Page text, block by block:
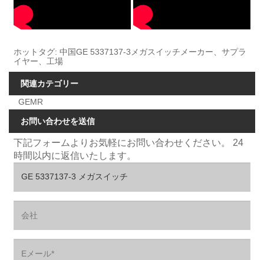
ホットタグ: 中国GE 5337137-3メガスイッチメーカー、サプラ
イヤー、工場
関連カテゴリー
GEMR
お問い合わせを送信
下記フォームよりお気軽にお問い合わせください。 24
時間以内に返信いたします。